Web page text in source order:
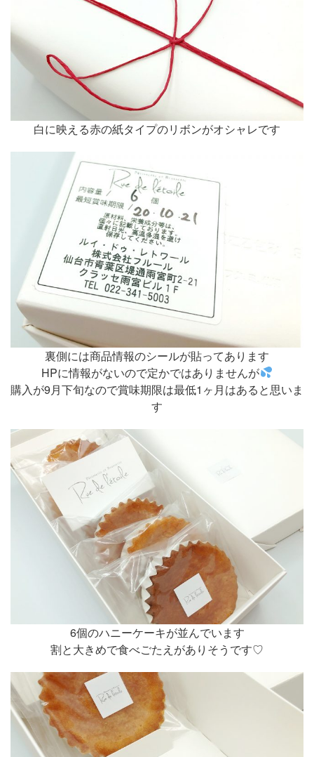
白に映える赤の紙タイプのリボンがオシャレです
裏側には商品情報のシールが貼ってあります
HPに情報がないので定かではありませんが
購入が9月下旬なので賞味期限は最低1ヶ月はあると思いま
す
6個のハニーケーキが並んでいます
割と大きめで食べごたえがありそうです♡